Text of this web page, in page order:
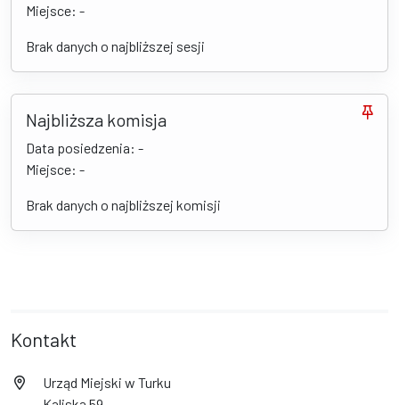
Miejsce: -
Brak danych o najbliższej sesji
Najbliższa komisja
Data posiedzenia: -
Miejsce: -
Brak danych o najbliższej komisji
Kontakt
Urząd Miejski w Turku